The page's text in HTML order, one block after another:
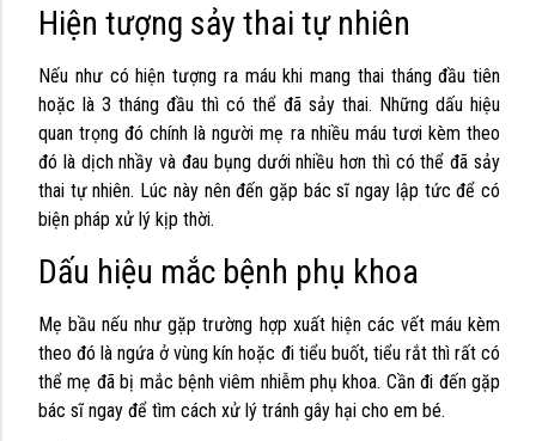
Hiện tượng sảy thai tự nhiên
Nếu như có hiện tượng ra máu khi mang thai tháng đầu tiên
hoặc là 3 tháng đầu thì có thể đã sảy thai. Những dấu hiệu
quan trọng đó chính là người mẹ ra nhiều máu tươi kèm theo
đó là dịch nhầy và đau bụng dưới nhiều hơn thì có thể đã sảy
thai tự nhiên. Lúc này nên đến gặp bác sĩ ngay lập tức để có
biện pháp xử lý kịp thời.
Dấu hiệu mắc bệnh phụ khoa
Mẹ bầu nếu như gặp trường hợp xuất hiện các vết máu kèm
theo đó là ngứa ở vùng kín hoặc đi tiểu buốt, tiểu rắt thì rất có
thể mẹ đã bị mắc bệnh viêm nhiễm phụ khoa. Cần đi đến gặp
bác sĩ ngay để tìm cách xử lý tránh gây hại cho em bé.